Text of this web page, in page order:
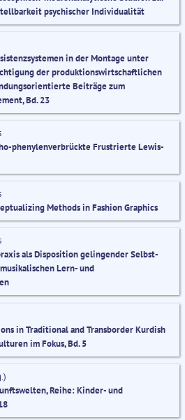
psychischer Individualität
in der Montage unter
der produktionswirtschaftlichen
Beiträge zum
Bd. 23
phenylenverbrückte Frustrierte Lewis-
Methods in Fashion Graphics
als Disposition gelingender Selbst-
Lern- und
in Traditional and Transborder Kurdish
im Fokus, Bd. 5
Reihe: Kinder- und